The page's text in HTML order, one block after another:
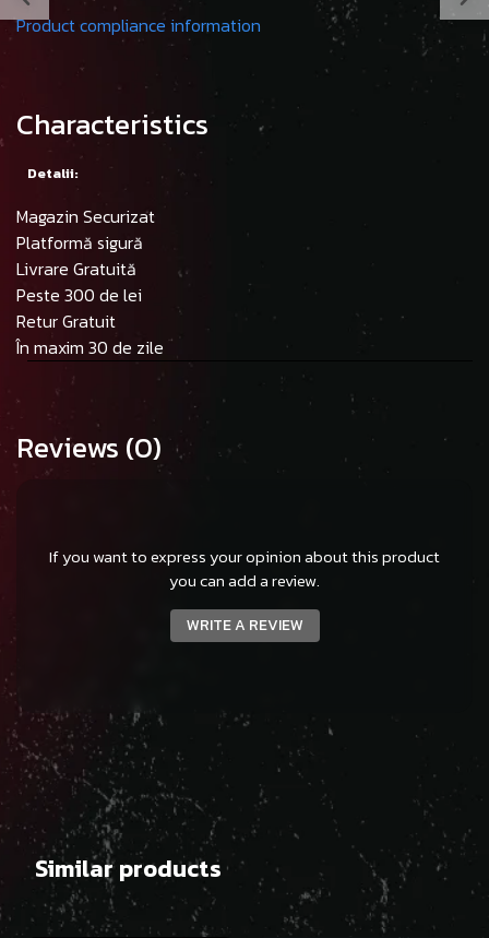
Product compliance information
Characteristics
Detalii:
Magazin Securizat
Platformă sigură
Livrare Gratuită
Peste 300 de lei
Retur Gratuit
În maxim 30 de zile
Reviews (0)
If you want to express your opinion about this product
you can add a review.
WRITE A REVIEW
Similar products